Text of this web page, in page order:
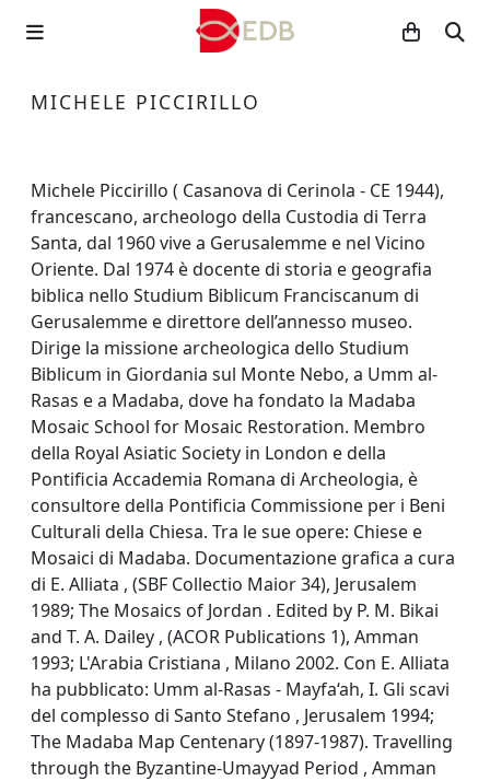
MICHELE PICCIRILLO
Michele Piccirillo ( Casanova di Cerinola - CE 1944),
francescano, archeologo della Custodia di Terra
Santa, dal 1960 vive a Gerusalemme e nel Vicino
Oriente. Dal 1974 è docente di storia e geografia
biblica nello Studium Biblicum Franciscanum di
Gerusalemme e direttore dell’annesso museo.
Dirige la missione archeologica dello Studium
Biblicum in Giordania sul Monte Nebo, a Umm al-
Rasas e a Madaba, dove ha fondato la Madaba
Mosaic School for Mosaic Restoration. Membro
della Royal Asiatic Society in London e della
Pontificia Accademia Romana di Archeologia, è
consultore della Pontificia Commissione per i Beni
Culturali della Chiesa. Tra le sue opere: Chiese e
Mosaici di Madaba. Documentazione grafica a cura
di E. Alliata , (SBF Collectio Maior 34), Jerusalem
1989; The Mosaics of Jordan . Edited by P. M. Bikai
and T. A. Dailey , (ACOR Publications 1), Amman
1993; L'Arabia Cristiana , Milano 2002. Con E. Alliata
ha pubblicato: Umm al-Rasas - Mayfa‘ah, I. Gli scavi
del complesso di Santo Stefano , Jerusalem 1994;
The Madaba Map Centenary (1897-1987). Travelling
through the Byzantine-Umayyad Period , Amman